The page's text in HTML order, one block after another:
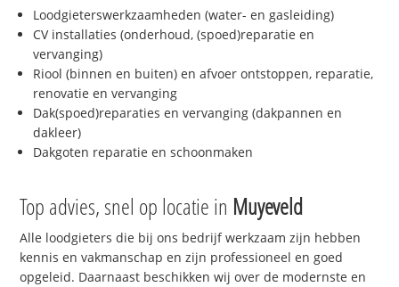
Loodgieterswerkzaamheden (water- en gasleiding)
CV installaties (onderhoud, (spoed)reparatie en
vervanging)
Riool (binnen en buiten) en afvoer ontstoppen, reparatie,
renovatie en vervanging
Dak(spoed)reparaties en vervanging (dakpannen en
dakleer)
Dakgoten reparatie en schoonmaken
Top advies, snel op locatie in Muyeveld
Alle loodgieters die bij ons bedrijf werkzaam zijn hebben
kennis en vakmanschap en zijn professioneel en goed
opgeleid. Daarnaast beschikken wij over de modernste en